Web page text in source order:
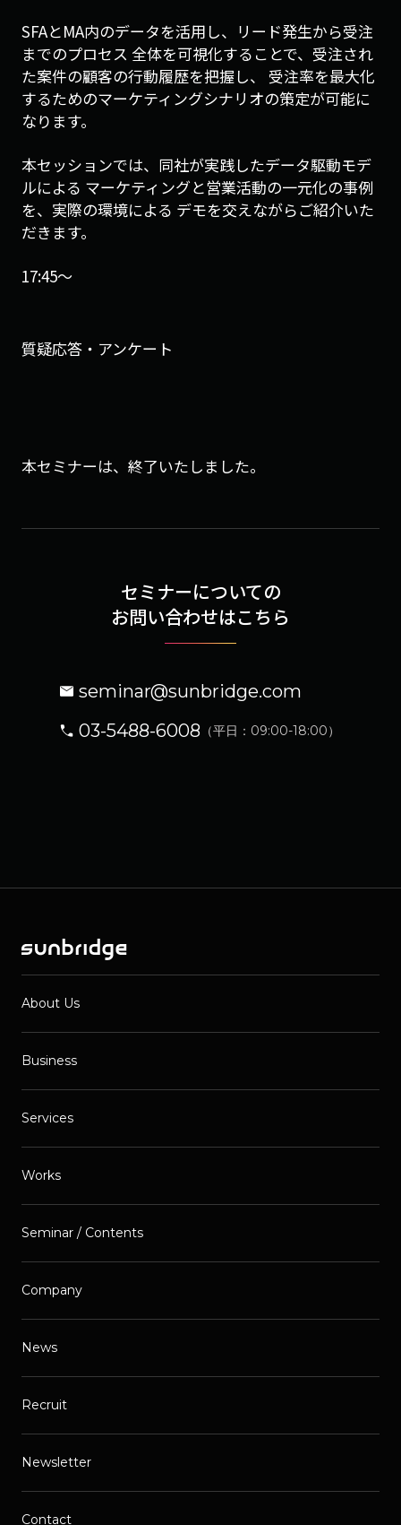
SFAとMA内のデータを活用し、リード発生から受注
までのプロセス 全体を可視化することで、受注され
た案件の顧客の行動履歴を把握し、 受注率を最大化
するためのマーケティングシナリオの策定が可能に
なります。
本セッションでは、同社が実践したデータ駆動モデ
ルによる マーケティングと営業活動の一元化の事例
を、実際の環境による デモを交えながらご紹介いた
だきます。
17:45〜
質疑応答・アンケート
本セミナーは、終了いたしました。
セミナーについての
お問い合わせはこちら
seminar@sunbridge.com
03-5488-6008 （平日：09:00-18:00）
About Us
Business
Services
Works
Seminar / Contents
Company
News
Recruit
Newsletter
Contact